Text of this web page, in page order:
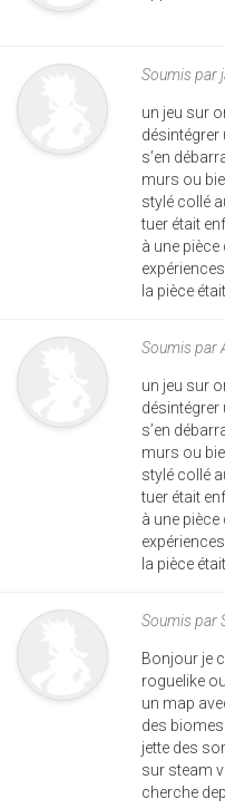
Soumis par
un jeu sur
désintégrer
s’en
murs ou
stylé collé
tuer était
à une
la pièce
Soumis par
un jeu sur
désintégrer
s’en
murs ou
stylé collé
tuer était
à une
la pièce
Soumis par
Bonjour je
roguelike
un map
des
jette des
sur steam
cherche